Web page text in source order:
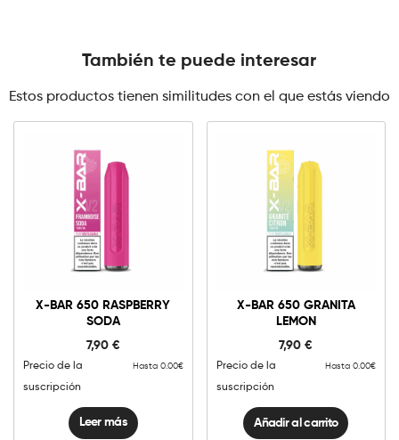
También te puede interesar
Estos productos tienen similitudes con el que estás viendo
X-BAR 650 RASPBERRY
SODA
7,90 €
Precio de la
suscripción
Hasta 0.00€
Leer más
X-BAR 650 GRANITA
LEMON
7,90€
Precio de la
suscripción
Hasta 0.00€
0mg 10mg
Bar
Granita
cantidad
Añadir al carrito
Añadir al carrito